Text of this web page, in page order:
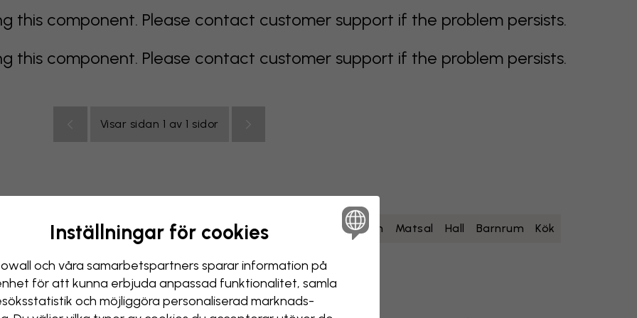
this component. Please contact customer support if the problem persists.
this component. Please contact customer support if the problem persists.
Visar sidan 1 av 1 sidor
orange rosa lila röd turkos vit gul Sovrum Matsal Hall Barnrum Kök
Inställningar för cookies
och våra samarbets­partners sparar information på
för att kunna erbjuda anpassad funktionalitet, samla
och möjliggöra personaliserad marknads­